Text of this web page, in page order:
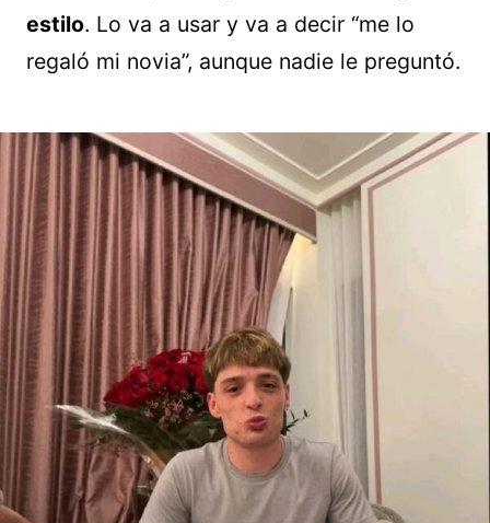
estilo. Lo va a usar y va a decir “me lo
regaló mi novia”, aunque nadie le preguntó.